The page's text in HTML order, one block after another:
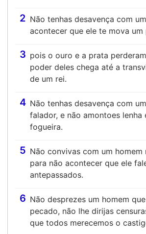
2 Não tenhas desavença com
acontecer que ele te mova um
3 pois o ouro e a prata
poder deles chega até a
de um rei.
4 Não tenhas desavença com
falador, e não amontoes lenha
fogueira.
5 Não convivas com um homem
para não acontecer que ele
antepassados.
6 Não desprezes um homem
pecado, não lhe dirijas
que todos merecemos o